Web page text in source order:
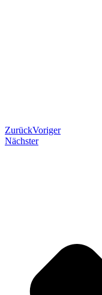
ZurückVoriger
Nächster